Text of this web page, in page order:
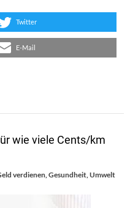
Twitter
E-Mail
wie viele Cents/km
verdienen Gesundheit Umwelt